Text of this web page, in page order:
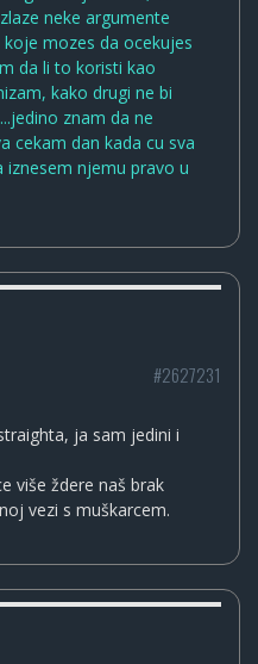
neke argumente
mozes da ocekujes
da li to koristi kao
kako drugi ne bi
znam da ne
cekam dan kada cu sva
iznesem njemu pravo u
#2627231
ja sam jedini i
više ždere naš brak
vezi s muškarcem.